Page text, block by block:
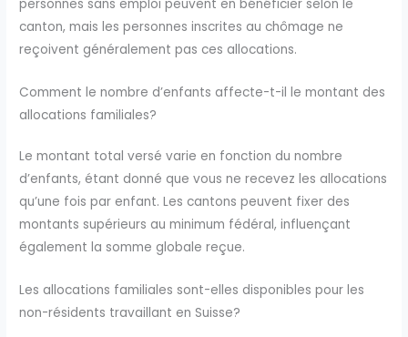
personnes sans emploi peuvent en bénéficier selon le
canton, mais les personnes inscrites au chômage ne
reçoivent généralement pas ces allocations.
Comment le nombre d’enfants affecte-t-il le montant des
allocations familiales?
Le montant total versé varie en fonction du nombre
d’enfants, étant donné que vous ne recevez les allocations
qu’une fois par enfant. Les cantons peuvent fixer des
montants supérieurs au minimum fédéral, influençant
également la somme globale reçue.
Les allocations familiales sont-elles disponibles pour les
non-résidents travaillant en Suisse?